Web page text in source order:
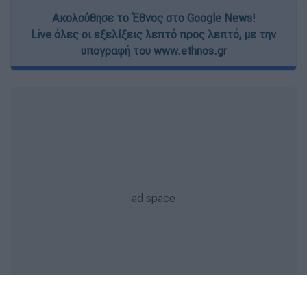
Ακολούθησε το Έθνος στο Google News!
Live όλες οι εξελίξεις λεπτό προς λεπτό, με την
υπογραφή του www.ethnos.gr